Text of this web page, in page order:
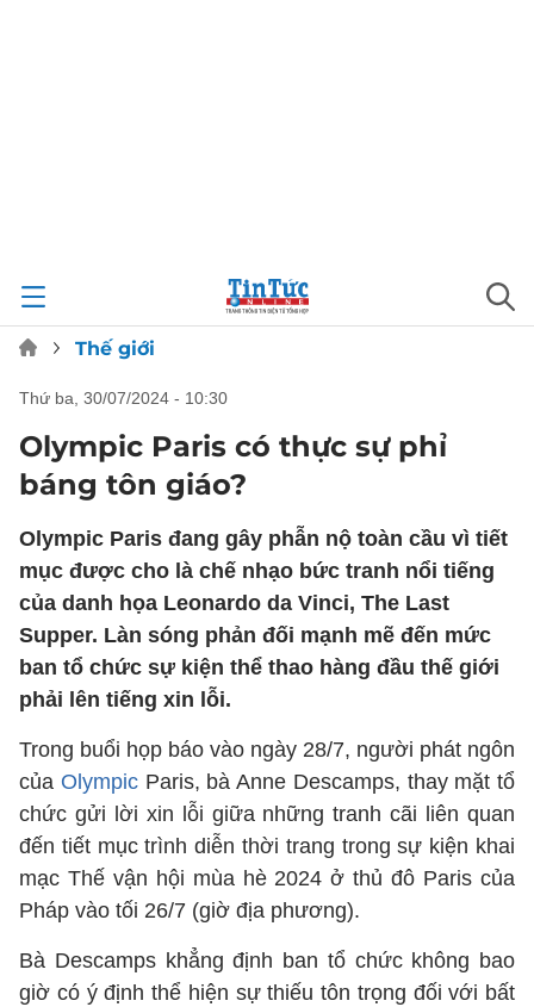
Thế giới
thứ ba, 30/07/2024 - 10:30
Olympic Paris có thực sự phỉ
báng tôn giáo?
Olympic Paris đang gây phẫn nộ toàn cầu vì tiết
mục được cho là chế nhạo bức tranh nổi tiếng
của danh họa Leonardo da Vinci, The Last
Supper. Làn sóng phản đối mạnh mẽ đến mức
ban tổ chức sự kiện thể thao hàng đầu thế giới
phải lên tiếng xin lỗi.
Trong buổi họp báo vào ngày 28/7, người phát ngôn
của OlympicParis, bà Anne Descamps, thay mặt tổ
chức gửi lời xin lỗi giữa những tranh cãi liên quan
đến tiết mục trình diễn thời trang trong sự kiện khai
mạc Thế vận hội mùa hè 2024 ở thủ đô Paris của
Pháp vào tối 26/7 (giờ địa phương).
Bà Descamps khẳng định ban tổ chức không bao
giờ có ý định thể hiện sự thiếu tôn trọng đối với bất